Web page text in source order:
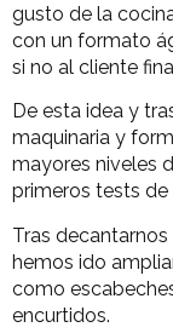
gusto de la
con un formato
si no al cliente
De esta idea y
maquinaria y
mayores niveles
primeros tests
Tras decantarnos
hemos ido
como
encurtidos.